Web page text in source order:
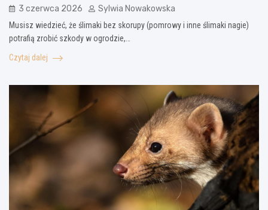
3 czerwca 2026 Sylwia Nowakowska
Musisz wiedzieć, że ślimaki bez skorupy (pomrowy i inne ślimaki nagie)
potrafią zrobić szkody w ogrodzie,…
Czytaj dalej